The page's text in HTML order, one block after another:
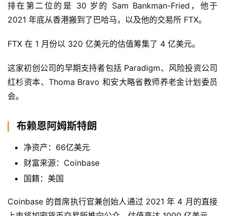
排在第二位的是 30 岁的 Sam Bankman-Fried，他于
2021 年底从香港搬到了巴哈马，以及他的交易所 FTX。
FTX 在 1 月份以 320 亿美元的估值筹集了 4 亿美元。
这家初创公司的早期支持者包括 Paradigm、风险投资公司
红杉资本、Thoma Bravo 和安大略省教师养老金计划委员
会。
布赖恩阿姆斯特朗
净资产：66亿美元
财富来源：Coinbase
国籍：美国
Coinbase 的首席执行官兼创始人通过 2021 年 4 月的直接